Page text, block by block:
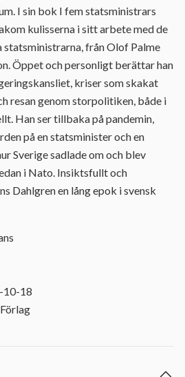
I sin bok I fem statsministrars
kulisserna i sitt arbete med de
från Olof Palme
Öppet och personligt berättar han
kriser som skakat
resan genom storpolitiken, både i
Han ser tillbaka på pandemin,
på en statsminister och en
Sverige sadlade om och blev
i Nato. Insiktsfullt och
Dahlgren en lång epok i svensk
10-18